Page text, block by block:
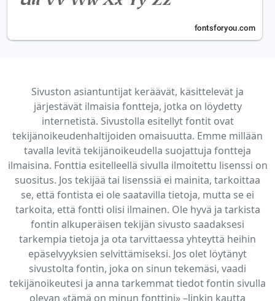
Sivuston asiantuntijat keräävät, käsittelevät ja
järjestävät ilmaisia fontteja, jotka on löydetty
internetistä. Sivustolla esitellyt fontit ovat
tekijänoikeudenhaltijoiden omaisuutta. Emme millään
tavalla levitä tekijänoikeudella suojattuja fontteja
ilmaisina. Fonttia esitelleellä sivulla ilmoitettu lisenssi on
suositus. Jos tekijää tai lisenssiä ei mainita, tarkoittaa
se, että fontista ei ole saatavilla tietoja, mutta se ei
tarkoita, että fontti olisi ilmainen. Ole hyvä ja tarkista
fontin alkuperäisen tekijän sivusto saadaksesi
tarkempia tietoja ja ota tarvittaessa yhteyttä heihin
epäselvyyksien selvittämiseksi. Jos olet löytänyt
sivustolta fontin, joka on sinun tekemäsi, vaadi
tekijänoikeutesi ja anna tarkemmat tiedot fontin sivulla
olevan «tämä on minun fonttini» –linkin kautta